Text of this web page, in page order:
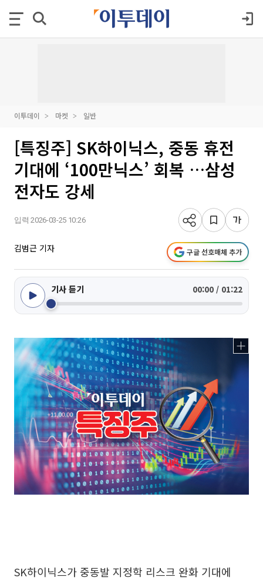
이투데이 마켓 일반
[특징주] SK하이닉스, 중동 휴전
기대에 ‘100만닉스’ 회복 …삼성
전자도 강세
입력 2026-03-25 10:26
김범근 기자 구글 선호매체 추가
기사 듣기 00:00 / 01:22
SK하이닉스가 중동발 지정학 리스크 완화 기대에